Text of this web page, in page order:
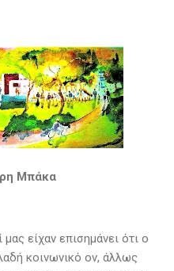
Μπάκα
είχαν επισημάνει ότι ο
κοινωνικό ον, άλλως